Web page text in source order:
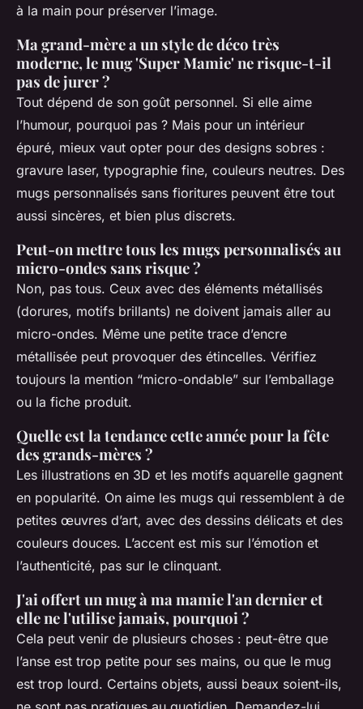
à la main pour préserver l’image.
Ma grand-mère a un style de déco très
moderne, le mug 'Super Mamie' ne risque-t-il
pas de jurer ?
Tout dépend de son goût personnel. Si elle aime
l’humour, pourquoi pas ? Mais pour un intérieur
épuré, mieux vaut opter pour des designs sobres :
gravure laser, typographie fine, couleurs neutres. Des
mugs personnalisés sans fioritures peuvent être tout
aussi sincères, et bien plus discrets.
Peut-on mettre tous les mugs personnalisés au
micro-ondes sans risque ?
Non, pas tous. Ceux avec des éléments métallisés
(dorures, motifs brillants) ne doivent jamais aller au
micro-ondes. Même une petite trace d’encre
métallisée peut provoquer des étincelles. Vérifiez
toujours la mention “micro-ondable” sur l’emballage
ou la fiche produit.
Quelle est la tendance cette année pour la fête
des grands-mères ?
Les illustrations en 3D et les motifs aquarelle gagnent
en popularité. On aime les mugs qui ressemblent à de
petites œuvres d’art, avec des dessins délicats et des
couleurs douces. L’accent est mis sur l’émotion et
l’authenticité, pas sur le clinquant.
J'ai offert un mug à ma mamie l'an dernier et
elle ne l'utilise jamais, pourquoi ?
Cela peut venir de plusieurs choses : peut-être que
l’anse est trop petite pour ses mains, ou que le mug
est trop lourd. Certains objets, aussi beaux soient-ils,